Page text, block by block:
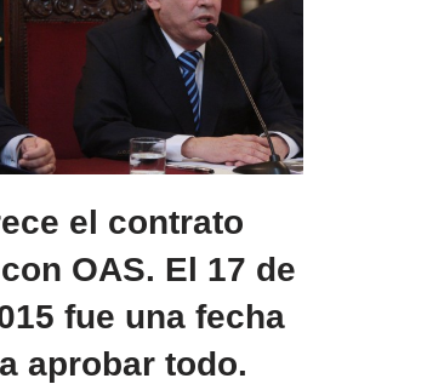
el contrato
OAS. El 17 de
fue una fecha
aprobar todo.